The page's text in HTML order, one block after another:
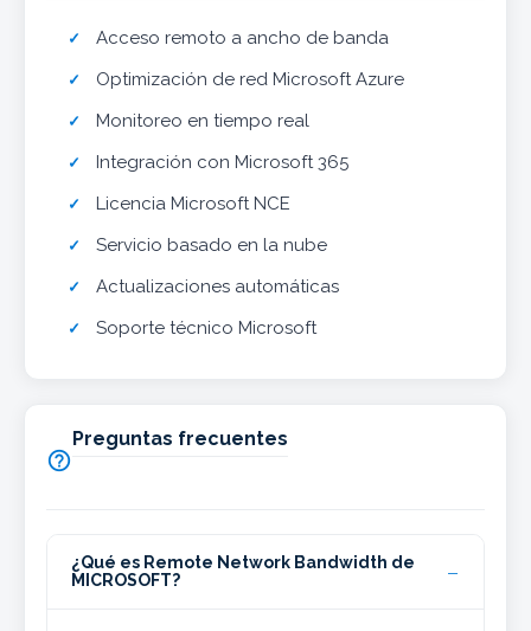
Acceso remoto a ancho de banda
Optimización de red Microsoft Azure
Monitoreo en tiempo real
Integración con Microsoft 365
Licencia Microsoft NCE
Servicio basado en la nube
Actualizaciones automáticas
Soporte técnico Microsoft

Preguntas frecuentes
¿Qué es Remote Network Bandwidth de
MICROSOFT?